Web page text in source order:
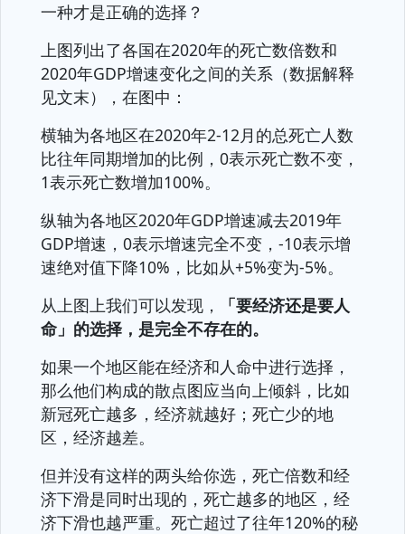
一种才是正确的选择？
上图列出了各国在2020年的死亡数倍数和
2020年GDP增速变化之间的关系（数据解释
见文末），在图中：
横轴为各地区在2020年2-12月的总死亡人数
比往年同期增加的比例，0表示死亡数不变，
1表示死亡数增加100%。
纵轴为各地区2020年GDP增速减去2019年
GDP增速，0表示增速完全不变，-10表示增
速绝对值下降10%，比如从+5%变为-5%。
从上图上我们可以发现，
「要经济还是要人
命」的选择，是完全不存在的。
如果一个地区能在经济和人命中进行选择，
那么他们构成的散点图应当向上倾斜，比如
新冠死亡越多，经济就越好；死亡少的地
区，经济越差。
但并没有这样的两头给你选，死亡倍数和经
济下滑是同时出现的，死亡越多的地区，经
济下滑也越严重。死亡超过了往年120%的秘